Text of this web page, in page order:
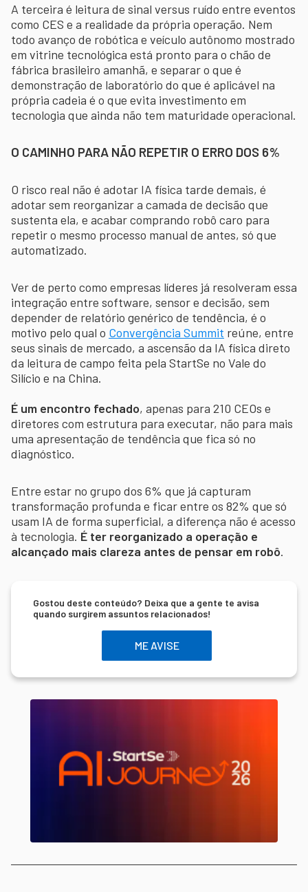
A terceira é leitura de sinal versus ruído entre eventos
como CES e a realidade da própria operação. Nem
todo avanço de robótica e veículo autônomo mostrado
em vitrine tecnológica está pronto para o chão de
fábrica brasileiro amanhã, e separar o que é
demonstração de laboratório do que é aplicável na
própria cadeia é o que evita investimento em
tecnologia que ainda não tem maturidade operacional.
O CAMINHO PARA NÃO REPETIR O ERRO DOS 6%
O risco real não é adotar IA física tarde demais, é
adotar sem reorganizar a camada de decisão que
sustenta ela, e acabar comprando robô caro para
repetir o mesmo processo manual de antes, só que
automatizado.
Ver de perto como empresas líderes já resolveram essa
integração entre software, sensor e decisão, sem
depender de relatório genérico de tendência, é o
motivo pelo qual o Convergência Summit reúne, entre
seus sinais de mercado, a ascensão da IA física direto
da leitura de campo feita pela StartSe no Vale do
Silício e na China.
É um encontro fechado, apenas para 210 CEOs e
diretores com estrutura para executar, não para mais
uma apresentação de tendência que fica só no
diagnóstico.
Entre estar no grupo dos 6% que já capturam
transformação profunda e ficar entre os 82% que só
usam IA de forma superficial, a diferença não é acesso
à tecnologia. É ter reorganizado a operação e
alcançado mais clareza antes de pensar em robô.
Gostou deste conteúdo? Deixa que a gente te avisa
quando surgirem assuntos relacionados!
ME AVISE